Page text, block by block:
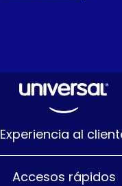
Experiencia al
Accesos rápidos